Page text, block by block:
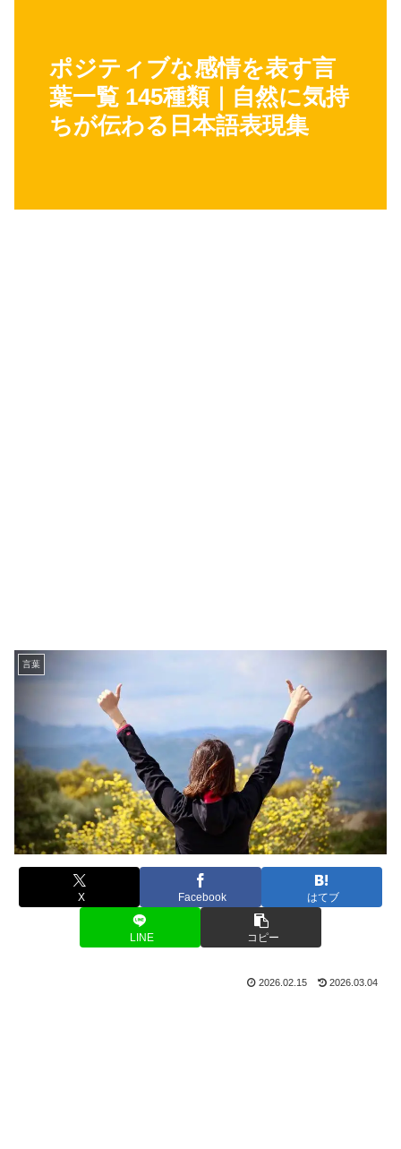
ポジティブな感情を表す言
葉一覧 145種類｜自然に気持
ちが伝わる日本語表現集
言葉
X Facebook はてブ
LINE コピー
2026.02.15 2026.03.04